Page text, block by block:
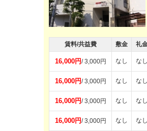
賃料/共益費 敷金 礼
16,000円/ 3,000円 なし な
16,000円/ 3,000円 なし な
16,000円/ 3,000円 なし な
16,000円/ 3,000円 なし な